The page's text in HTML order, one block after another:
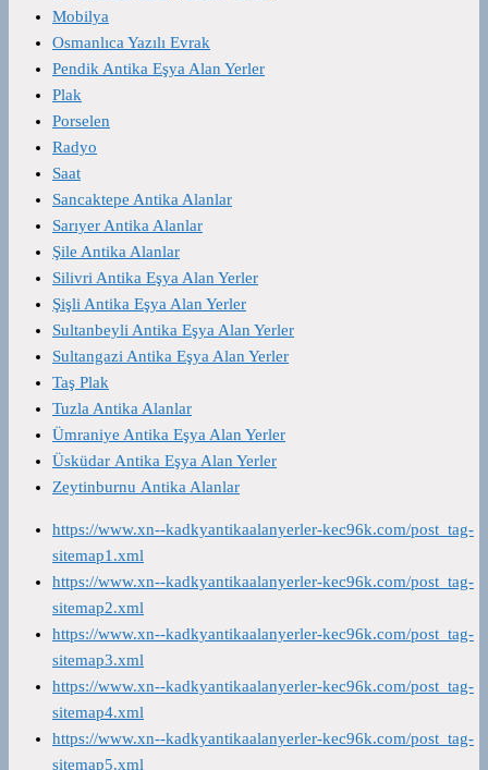
Mobilya
Osmanlıca Yazılı Evrak
Pendik Antika Eşya Alan Yerler
Plak
Porselen
Radyo
Saat
Sancaktepe Antika Alanlar
Sarıyer Antika Alanlar
Şile Antika Alanlar
Silivri Antika Eşya Alan Yerler
Şişli Antika Eşya Alan Yerler
Sultanbeyli Antika Eşya Alan Yerler
Sultangazi Antika Eşya Alan Yerler
Taş Plak
Tuzla Antika Alanlar
Ümraniye Antika Eşya Alan Yerler
Üsküdar Antika Eşya Alan Yerler
Zeytinburnu Antika Alanlar
https://www.xn--kadkyantikaalanyerler-kec96k.com/post_tag-
sitemap1.xml
https://www.xn--kadkyantikaalanyerler-kec96k.com/post_tag-
sitemap2.xml
https://www.xn--kadkyantikaalanyerler-kec96k.com/post_tag-
sitemap3.xml
https://www.xn--kadkyantikaalanyerler-kec96k.com/post_tag-
sitemap4.xml
https://www.xn--kadkyantikaalanyerler-kec96k.com/post_tag-
sitemap5.xml